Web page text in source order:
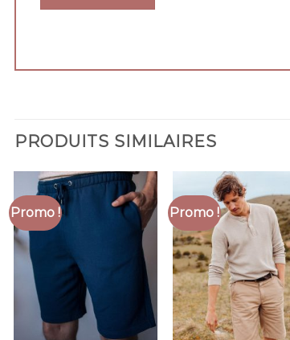
PRODUITS SIMILAIRES
Promo ! Promo !